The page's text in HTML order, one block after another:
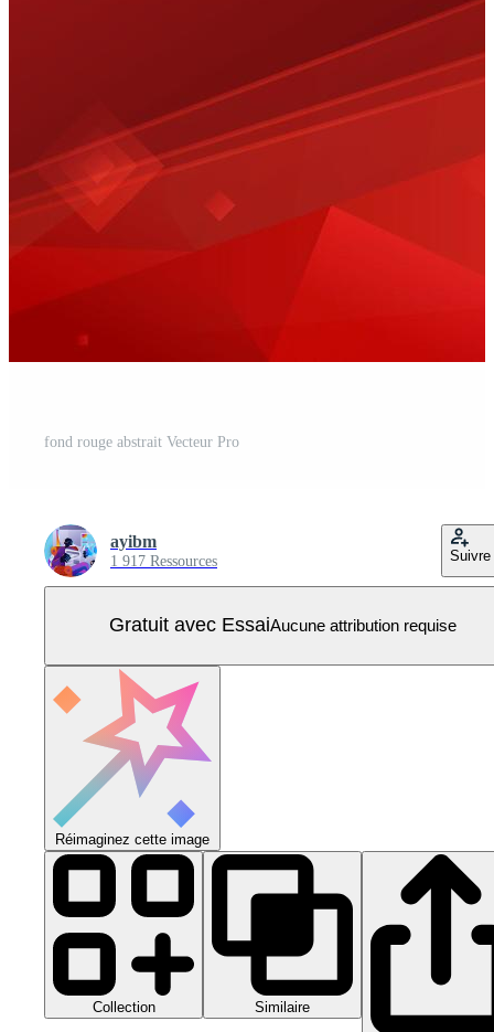
fond rouge abstrait Vecteur Pro
ayibm
1 917 Ressources Suivre
Gratuit avec EssaiAucune attribution requise
Réimaginez cette image
Collection Similaire